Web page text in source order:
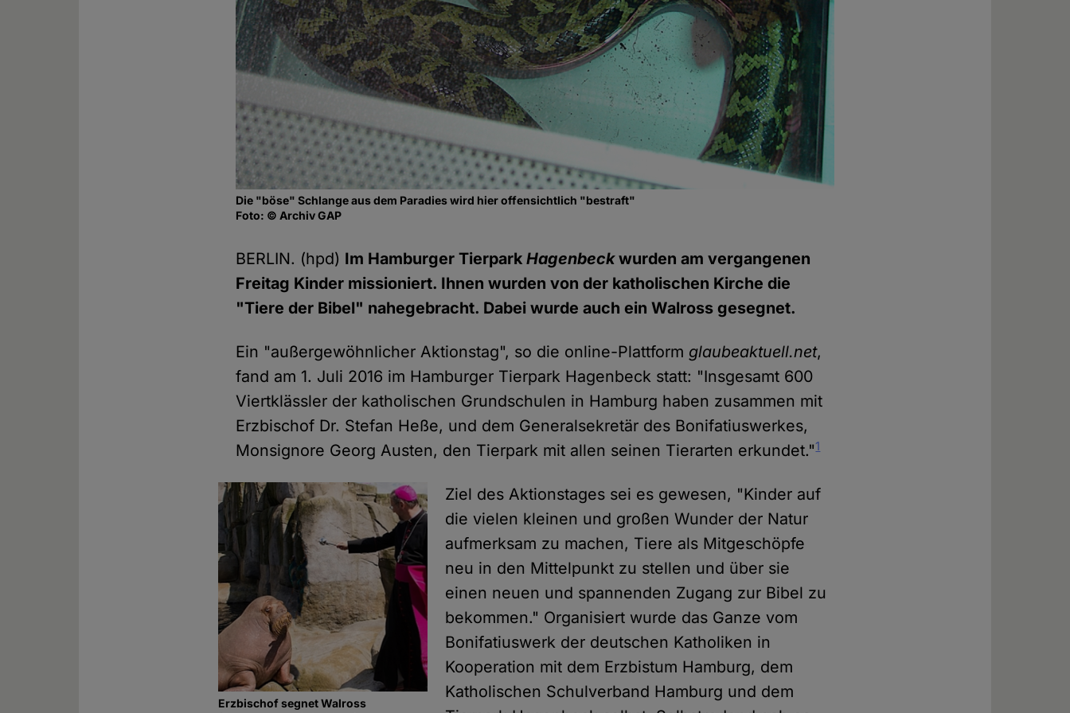
Die "böse" Schlange aus dem Paradies wird hier offensichtlich "bestraft"
Foto: © Archiv GAP
BERLIN. (hpd) Im Hamburger TierparkHagenbeckwurden am vergangenen
Freitag Kinder missioniert. Ihnen wurden von der katholischen Kirche die
"Tiere der Bibel" nahegebracht. Dabei wurde auch ein Walross gesegnet.
Ein "außergewöhnlicher Aktionstag", so die online-Plattform glaubeaktuell.net,
fand am 1. Juli 2016 im Hamburger Tierpark Hagenbeck statt: "Insgesamt 600
Viertklässler der katholischen Grundschulen in Hamburg haben zusammen mit
Erzbischof Dr. Stefan Heße, und dem Generalsekretär des Bonifatiuswerkes,
Monsignore Georg Austen, den Tierpark mit allen seinen Tierarten erkundet."1
Erzbischof segnet Walross
Ziel des Aktionstages sei es gewesen, "Kinder auf
die vielen kleinen und großen Wunder der Natur
aufmerksam zu machen, Tiere als Mitgeschöpfe
neu in den Mittelpunkt zu stellen und über sie
einen neuen und spannenden Zugang zur Bibel zu
bekommen." Organisiert wurde das Ganze vom
Bonifatiuswerk der deutschen Katholiken in
Kooperation mit dem Erzbistum Hamburg, dem
Katholischen Schulverband Hamburg und dem